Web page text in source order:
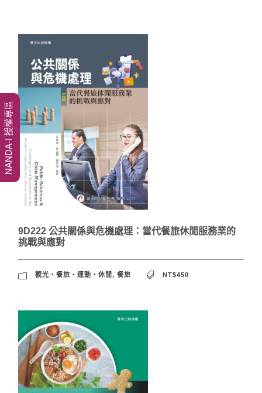
9D222 公共關係與危機處理：當代餐旅休閒服務業的
挑戰與應對
觀光‧餐旅‧運動‧休閒 , 餐旅 NT$450
NANDA-I 授權專區